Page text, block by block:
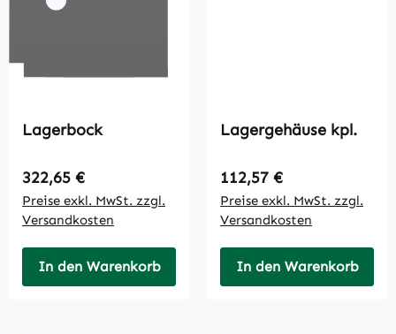
Lagerbock
Regulärer Preis:
322,65 €
Preise exkl. MwSt. zzgl.
Versandkosten
In den Warenkorb
Lagergehäuse kpl.
Regulärer Preis:
112,57 €
Preise exkl. MwSt. zzgl.
Versandkosten
In den Warenkorb